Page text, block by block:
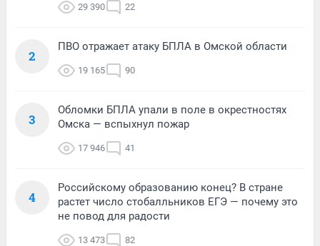
29 390 22
2
ПВО отражает атаку БПЛА в Омской области
19 165 90
3
Обломки БПЛА упали в поле в окрестностях
Омска — вспыхнул пожар
17 946 41
4
Российскому образованию конец? В стране
растет число стобалльников ЕГЭ — почему это
не повод для радости
13 473 82